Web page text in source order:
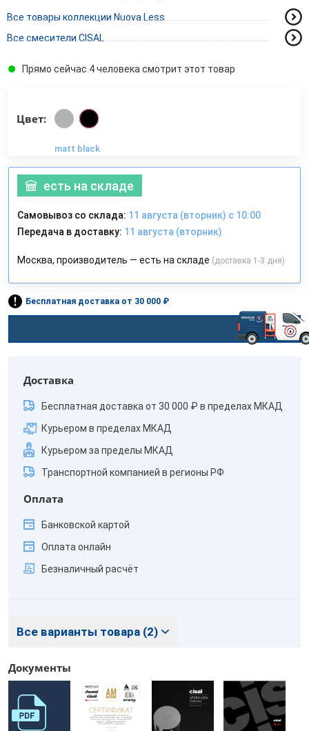
Все товары коллекции Nuova Less
Все смесители CISAL
Прямо сейчас 4 человека смотрит этот товар
Цвет:
matt black
есть на складе
Самовывоз со склада: 11 августа (вторник) с 10:00
Передача в доставку: 11 августа (вторник)
Москва, производитель — есть на складе (доставка 1-3 дня)
Бесплатная доставка от 30 000 ₽
Доставка
Бесплатная доставка от 30 000 ₽ в пределах МКАД
Курьером в пределах МКАД
Курьером за пределы МКАД
Транспортной компанией в регионы РФ
Оплата
Банковской картой
Оплата онлайн
Безналичный расчёт
Все варианты товара (2)
Документы